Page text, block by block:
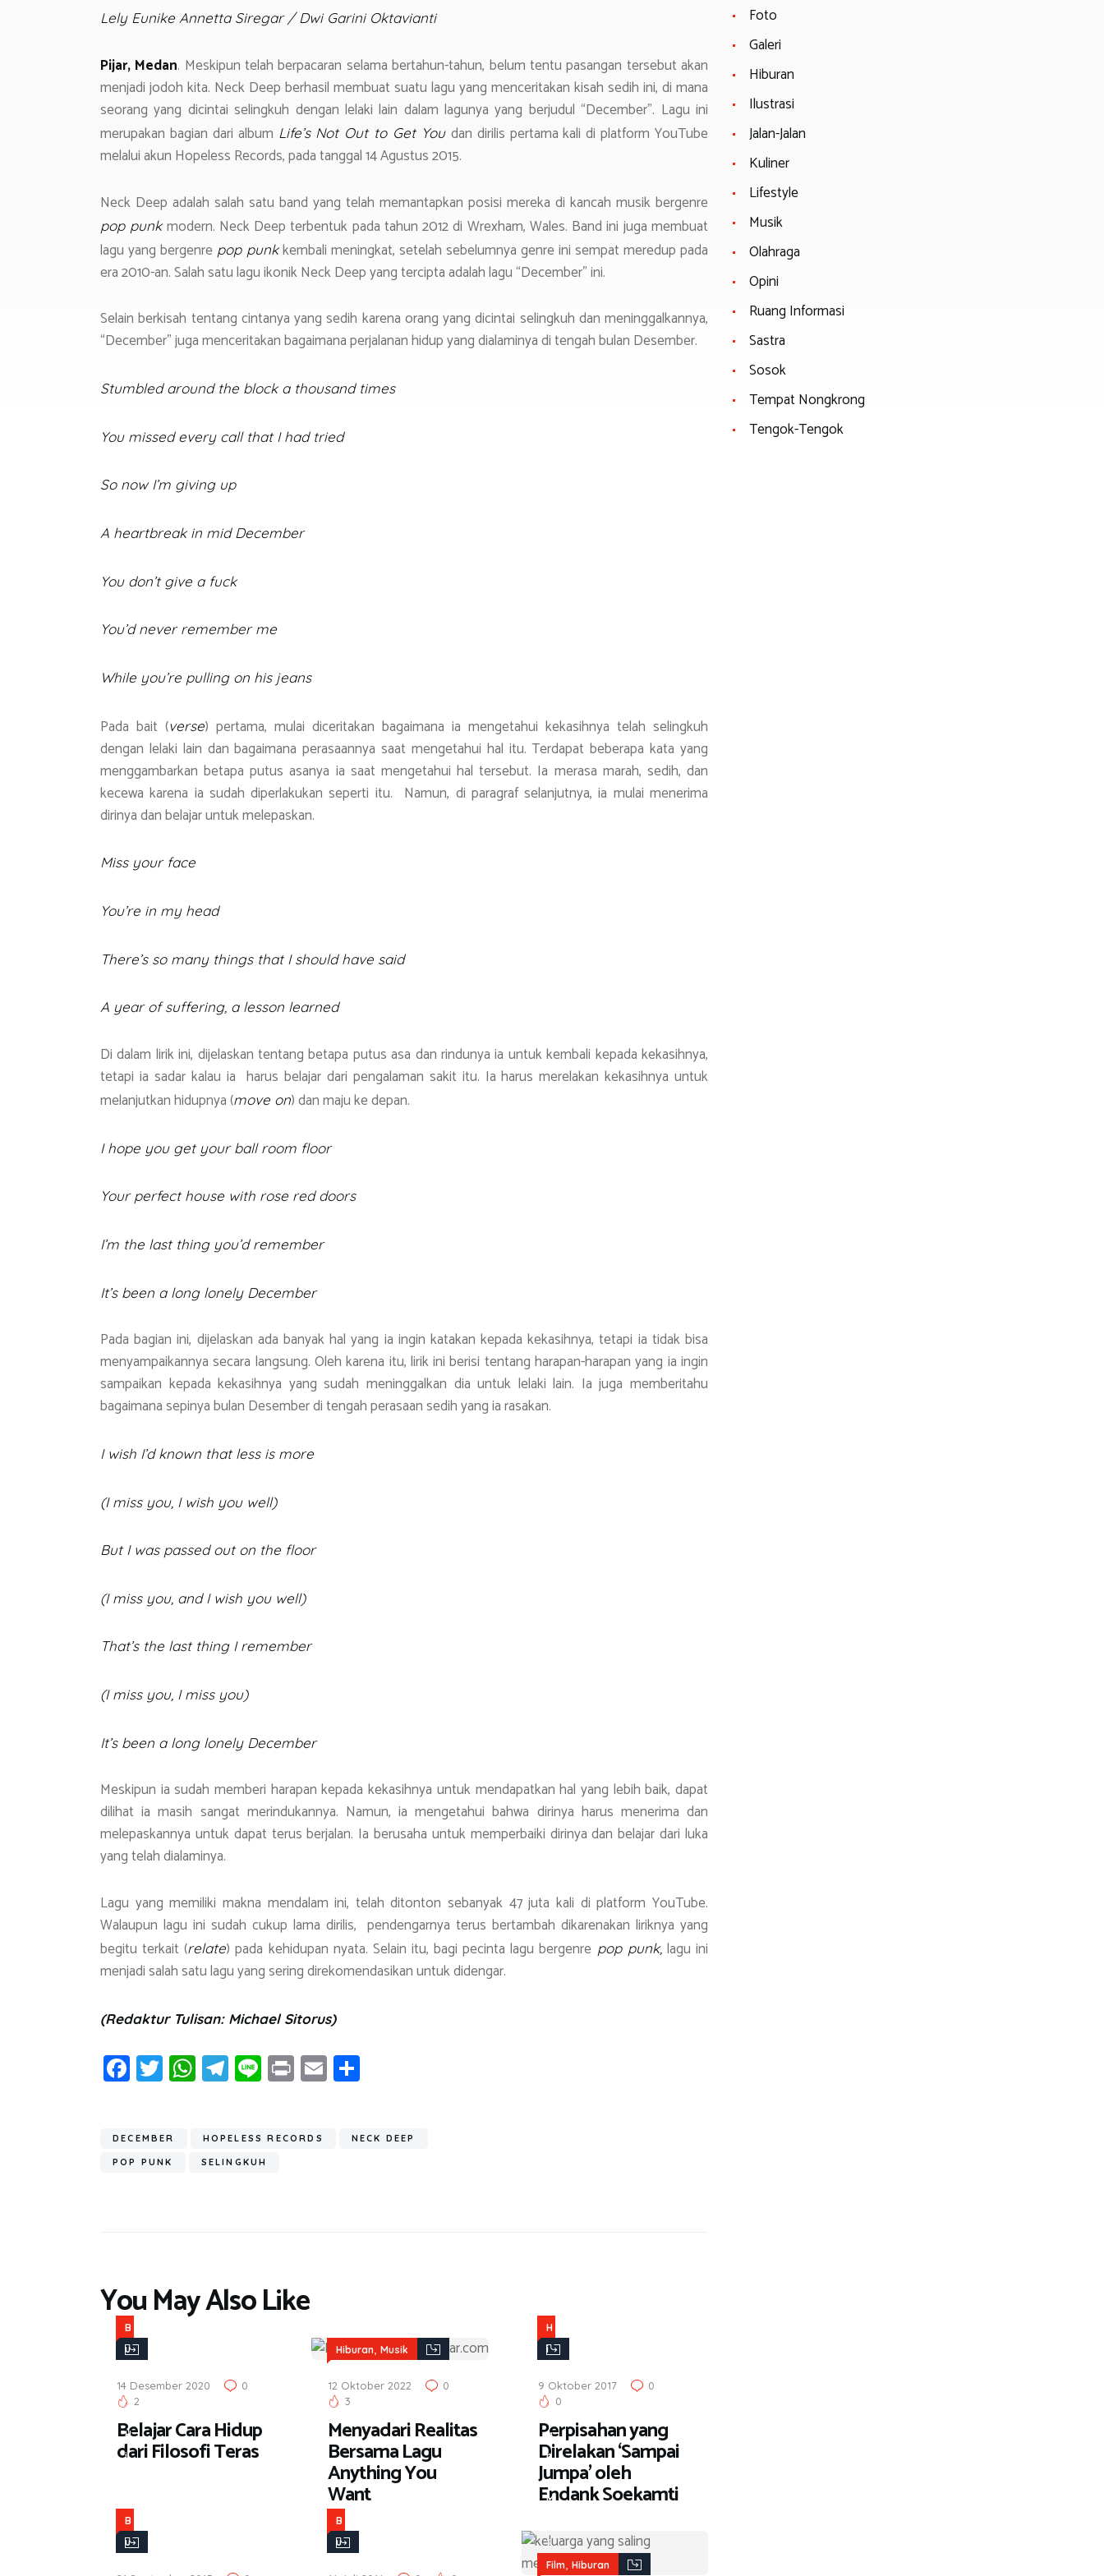
ok A
p
p
a
m
Lely Eunike Annetta Siregar / Dwi Garini Oktavianti
Pijar, Medan. Meskipun telah berpacaran selama bertahun-tahun, belum tentu pasangan tersebut akan
menjadi jodoh kita. Neck Deep berhasil membuat suatu lagu yang menceritakan kisah sedih ini, di mana
seorang yang dicintai selingkuh dengan lelaki lain dalam lagunya yang berjudul “December”. Lagu ini
merupakan bagian dari album Life’s Not Out to Get You dan dirilis pertama kali di platform YouTube
melalui akun Hopeless Records, pada tanggal 14 Agustus 2015.
Neck Deep adalah salah satu band yang telah memantapkan posisi mereka di kancah musik bergenre
pop punkmodern. Neck Deep terbentuk pada tahun 2012 di Wrexham, Wales. Band ini juga membuat
lagu yang bergenre pop punkkembali meningkat, setelah sebelumnya genre ini sempat meredup pada
era 2010-an. Salah satu lagu ikonik Neck Deep yang tercipta adalah lagu “December” ini.
Selain berkisah tentang cintanya yang sedih karena orang yang dicintai selingkuh dan meninggalkannya,
“December” juga menceritakan bagaimana perjalanan hidup yang dialaminya di tengah bulan Desember.
Stumbled around the block a thousand times
You missed every call that I had tried
So now I’m giving up
A heartbreak in mid December
You don’t give a fuck
You’d never remember me
While you’re pulling on his jeans
Pada bait (verse) pertama, mulai diceritakan bagaimana ia mengetahui kekasihnya telah selingkuh
dengan lelaki lain dan bagaimana perasaannya saat mengetahui hal itu. Terdapat beberapa kata yang
menggambarkan betapa putus asanya ia saat mengetahui hal tersebut. Ia merasa marah, sedih, dan
kecewa karena ia sudah diperlakukan seperti itu. Namun, di paragraf selanjutnya, ia mulai menerima
dirinya dan belajar untuk melepaskan.
Miss your face
You’re in my head
There’s so many things that I should have said
A year of suffering, a lesson learned
Di dalam lirik ini, dijelaskan tentang betapa putus asa dan rindunya ia untuk kembali kepada kekasihnya,
tetapi ia sadar kalau ia harus belajar dari pengalaman sakit itu. Ia harus merelakan kekasihnya untuk
melanjutkan hidupnya (move on) dan maju ke depan.
I hope you get your ball room floor
Your perfect house with rose red doors
I’m the last thing you’d remember
It’s been a long lonely December
Pada bagian ini, dijelaskan ada banyak hal yang ia ingin katakan kepada kekasihnya, tetapi ia tidak bisa
menyampaikannya secara langsung. Oleh karena itu, lirik ini berisi tentang harapan-harapan yang ia ingin
sampaikan kepada kekasihnya yang sudah meninggalkan dia untuk lelaki lain. Ia juga memberitahu
bagaimana sepinya bulan Desember di tengah perasaan sedih yang ia rasakan.
I wish I’d known that less is more
(I miss you, I wish you well)
But I was passed out on the floor
(I miss you, and I wish you well)
That’s the last thing I remember
(I miss you, I miss you)
It’s been a long lonely December
Meskipun ia sudah memberi harapan kepada kekasihnya untuk mendapatkan hal yang lebih baik, dapat
dilihat ia masih sangat merindukannya. Namun, ia mengetahui bahwa dirinya harus menerima dan
melepaskannya untuk dapat terus berjalan. Ia berusaha untuk memperbaiki dirinya dan belajar dari luka
yang telah dialaminya.
Lagu yang memiliki makna mendalam ini, telah ditonton sebanyak 47 juta kali di platform YouTube.
Walaupun lagu ini sudah cukup lama dirilis, pendengarnya terus bertambah dikarenakan liriknya yang
begitu terkait (relate) pada kehidupan nyata. Selain itu, bagi pecinta lagu bergenre pop punk,lagu ini
menjadi salah satu lagu yang sering direkomendasikan untuk didengar.
(Redaktur Tulisan: Michael Sitorus)
Fa
ce
o
ok
T
wi
er
W
h
s
A
T
el
gr
a
Li
n
Pr
in
E
m
e
DECEMBER HOPELESS RECORDS NECK DEEP
POP PUNK SELINGKUH
You May Also Like
B
u
,
H
i
r
a
14 Desember 2020
0
2
Belajar Cara Hidup
dari Filosofi Teras
Hiburan, Musik
12 Oktober 2022
0
3
Menyadari Realitas
Bersama Lagu
Anything You
Want
H
i
u
a
n
,
M
s
i
9 Oktober 2017
0
0
Perpisahan yang
Direlakan ‘Sampai
Jumpa’ oleh
Endank Soekamti
B
u
B
u
Film ,Hiburan
Foto
Galeri
Hiburan
Ilustrasi
Jalan-Jalan
Kuliner
Lifestyle
Musik
Olahraga
Opini
Ruang Informasi
Sastra
Sosok
Tempat Nongkrong
Tengok-Tengok